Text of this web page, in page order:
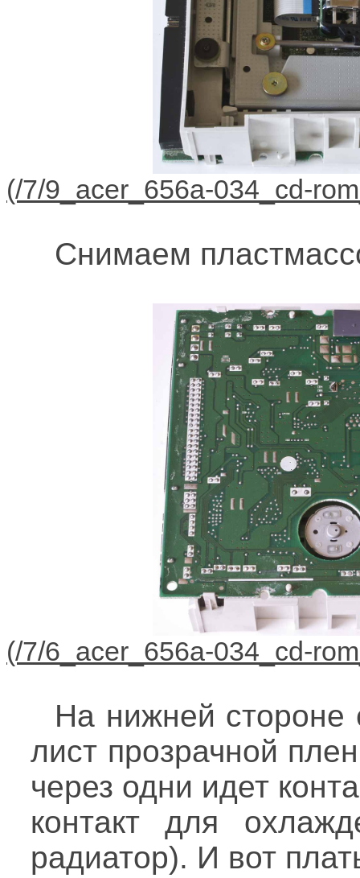
Снимаем
На нижней стороне
лист прозрачной
через одни идет
контакт для
радиатор). И вот